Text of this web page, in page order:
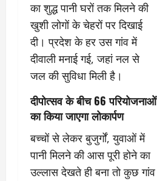
का शुद्ध पानी घरों तक मिलने की
खुशी लोगों के चेहरों पर दिखाई
दी। प्रदेश के हर उस गांव में
दीवाली मनाई गई, जहां नल से
जल की सुविधा मिली है।
दीपोत्सव के बीच 66 परियोजनाओं
का किया जाएगा लोकार्पण
बच्चों से लेकर बुजुर्गों, युवाओं में
पानी मिलने की आस पूरी होने का
उल्लास देखते ही बना तो कुछ गांव